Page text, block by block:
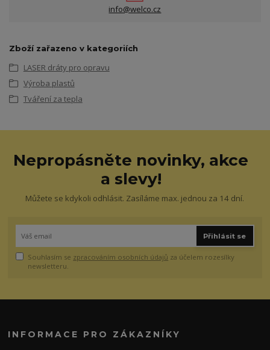
info@welco.cz
Zboží zařazeno v kategoriích
LASER dráty pro opravu
Výroba plastů
Tváření za tepla
Nepropásněte novinky, akce
a slevy!
Můžete se kdykoli odhlásit. Zasíláme max. jednou za 14 dní.
Přihlásit se
Souhlasím se zpracováním osobních údajů za účelem rozesílky
newsletteru.
INFORMACE PRO ZÁKAZNÍKY